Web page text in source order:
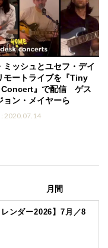
ミッシュとユセフ・デイ
モートライブを『Tiny
Concert』で配信 ゲス
ョン・メイヤーら
: 2020.07.14
月間
レンダー2026】7月／8